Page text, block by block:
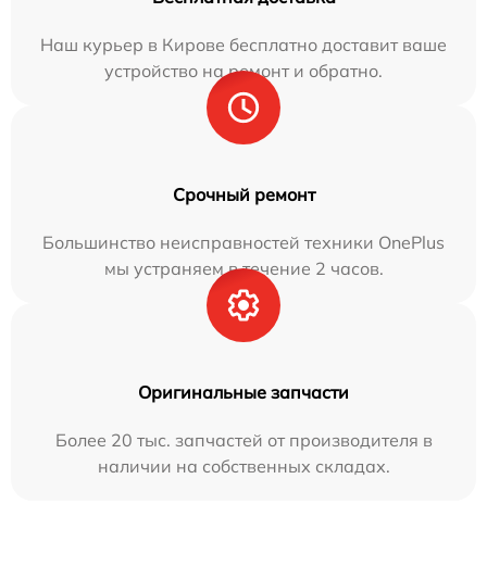
Наш курьер в Кирове бесплатно доставит ваше
устройство на ремонт и обратно.
Срочный ремонт
Большинство неисправностей техники OnePlus
мы устраняем в течение 2 часов.
Оригинальные запчасти
Более 20 тыс. запчастей от производителя в
наличии на собственных складах.